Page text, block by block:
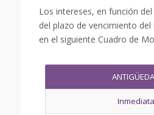
Los intereses, en función
del plazo de vencimiento
en el siguiente Cuadro de
Inmediata